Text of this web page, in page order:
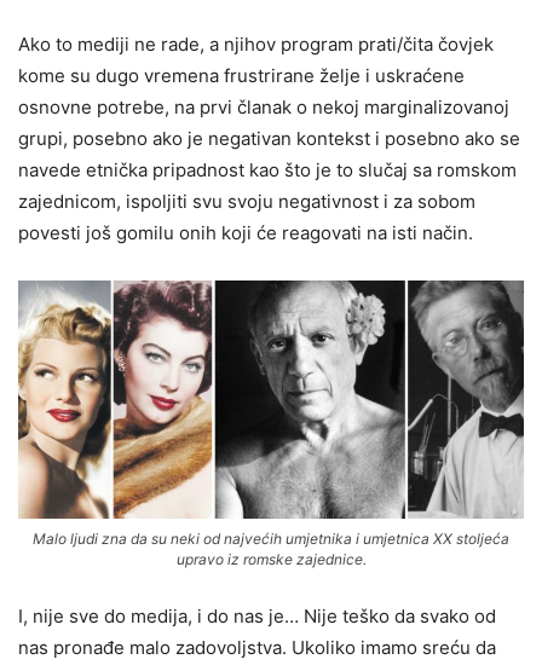
Ako to mediji ne rade, a njihov program prati/čita čovjek
kome su dugo vremena frustrirane želje i uskraćene
osnovne potrebe, na prvi članak o nekoj marginalizovanoj
grupi, posebno ako je negativan kontekst i posebno ako se
navede etnička pripadnost kao što je to slučaj sa romskom
zajednicom, ispoljiti svu svoju negativnost i za sobom
povesti još gomilu onih koji će reagovati na isti način.
Malo ljudi zna da su neki od najvećih umjetnika i umjetnica XX stoljeća
upravo iz romske zajednice.
I, nije sve do medija, i do nas je… Nije teško da svako od
nas pronađe malo zadovoljstva. Ukoliko imamo sreću da